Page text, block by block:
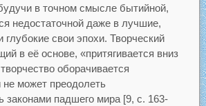
в точном смысле бытийной,
недостаточной даже в лучшие,
свои эпохи. Творческий
в её основе, «притягивается вниз
оборачивается
не может преодолеть
законами падшего мира [9, с. 163-